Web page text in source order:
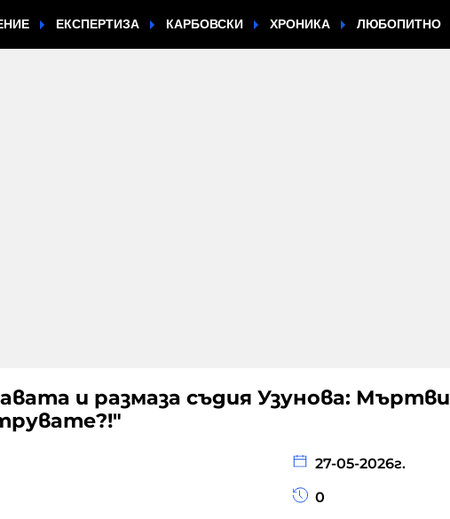
ЕКСПЕРТИЗА КАРБОВСКИ ХРОНИКА ЛЮБОПИТНО
и размаза съдия Узунова: Мъртви
27-05-2026г.
0